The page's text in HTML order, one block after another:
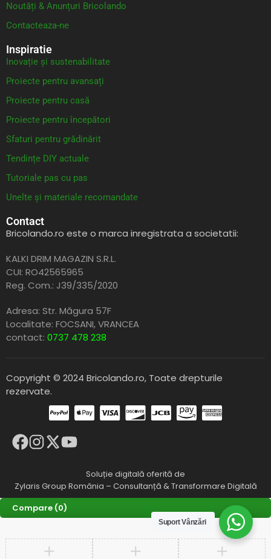
Noutăți & Anunțuri Bricolando
Contacteaza-ne
Inspiratie
Inovație și sustenabilitate
Proiecte pentru avansați
Proiecte pentru casă
Proiecte pentru începători
Sfaturi pentru grădinărit
Tendințe DIY actuale
Tutoriale pas cu pas
Unelte și materiale recomandate
Contact
Bricolando.ro este o marca inregistrata a societatii:
KALKI DRIM MAGAZIN S.R.L.
CUI: RO42565965
Reg. Com.: J39/335/2020
Adresa: Str. Măgura 57F
Localitate: FOCSANI,VRANCEA
contact: 0737 478 238
Copyright © 2024 Bricolando.ro, Toate drepturile
rezervate.
Soluție digitală oferită de
Zylaris Group România – Consultanță & Transformare Digitală
Suport Vânzări
Compare (0)